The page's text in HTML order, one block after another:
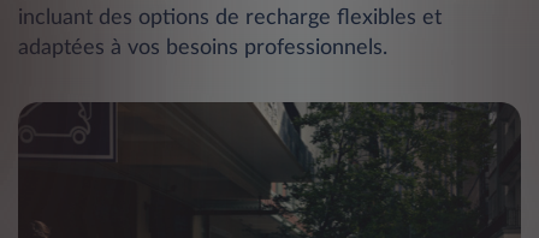
incluant des options de recharge flexibles et
adaptées à vos besoins professionnels.